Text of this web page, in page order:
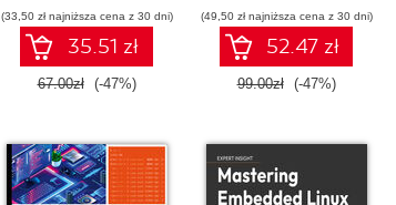
(33,50 zł najniższa cena z 30 dni)
35.51 zł
67.00zł (-47%)
(49,50 zł najniższa cena z 30 dni)
52.47 zł
99.00zł (-47%)